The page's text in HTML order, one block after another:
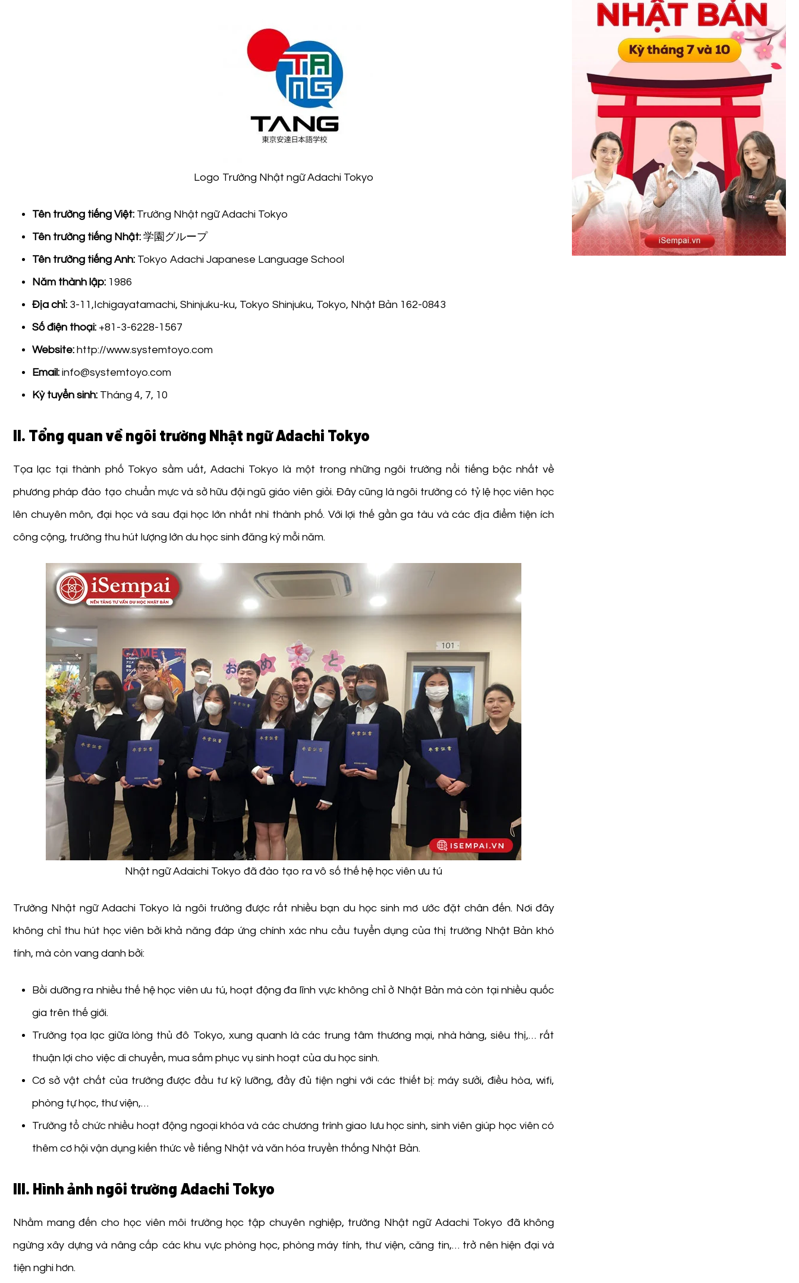
Logo Trường Nhật ngữ Adachi Tokyo
Tên trường tiếng Việt: Trường Nhật ngữ Adachi Tokyo
Tên trường tiếng Nhật: 学園グループ
Tên trường tiếng Anh: Tokyo Adachi Japanese Language School
Năm thành lập: 1986
Địa chỉ: 3-11,Ichigayatamachi, Shinjuku-ku, Tokyo Shinjuku, Tokyo, Nhật Bản 162-0843
Số điện thoại: +81-3-6228-1567
Website: http://www.systemtoyo.com
Email: info@systemtoyo.com
Kỳ tuyển sinh: Tháng 4, 7, 10
II. Tổng quan về ngôi trường Nhật ngữ Adachi Tokyo
Tọa lạc tại thành phố Tokyo sầm uất, Adachi Tokyo là một trong những ngôi trường nổi tiếng bậc nhất về
phương pháp đào tạo chuẩn mực và sở hữu đội ngũ giáo viên giỏi. Đây cũng là ngôi trường có tỷ lệ học viên học
lên chuyên môn, đại học và sau đại học lớn nhất nhì thành phố. Với lợi thế gần ga tàu và các địa điểm tiện ích
công cộng, trường thu hút lượng lớn du học sinh đăng ký mỗi năm.
Nhật ngữ Adaichi Tokyo đã đào tạo ra vô số thế hệ học viên ưu tú
Trường Nhật ngữ Adachi Tokyo là ngôi trường được rất nhiều bạn du học sinh mơ ước đặt chân đến. Nơi đây
không chỉ thu hút học viên bởi khả năng đáp ứng chính xác nhu cầu tuyển dụng của thị trường Nhật Bản khó
tính, mà còn vang danh bởi:
Bồi dưỡng ra nhiều thế hệ học viên ưu tú, hoạt động đa lĩnh vực không chỉ ở Nhật Bản mà còn tại nhiều quốc
gia trên thế giới.
Trường tọa lạc giữa lòng thủ đô Tokyo, xung quanh là các trung tâm thương mại, nhà hàng, siêu thị,… rất
thuận lợi cho việc di chuyển, mua sắm phục vụ sinh hoạt của du học sinh.
Cơ sở vật chất của trường được đầu tư kỹ lưỡng, đầy đủ tiện nghi với các thiết bị: máy sưởi, điều hòa, wifi,
phòng tự học, thư viện,…
Trường tổ chức nhiều hoạt động ngoại khóa và các chương trình giao lưu học sinh, sinh viên giúp học viên có
thêm cơ hội vận dụng kiến thức về tiếng Nhật và văn hóa truyền thống Nhật Bản.
III. Hình ảnh ngôi trường Adachi Tokyo
Nhằm mang đến cho học viên môi trường học tập chuyên nghiệp, trường Nhật ngữ Adachi Tokyo đã không
ngừng xây dựng và nâng cấp các khu vực phòng học, phòng máy tính, thư viện, căng tin,… trở nên hiện đại và
tiện nghi hơn.